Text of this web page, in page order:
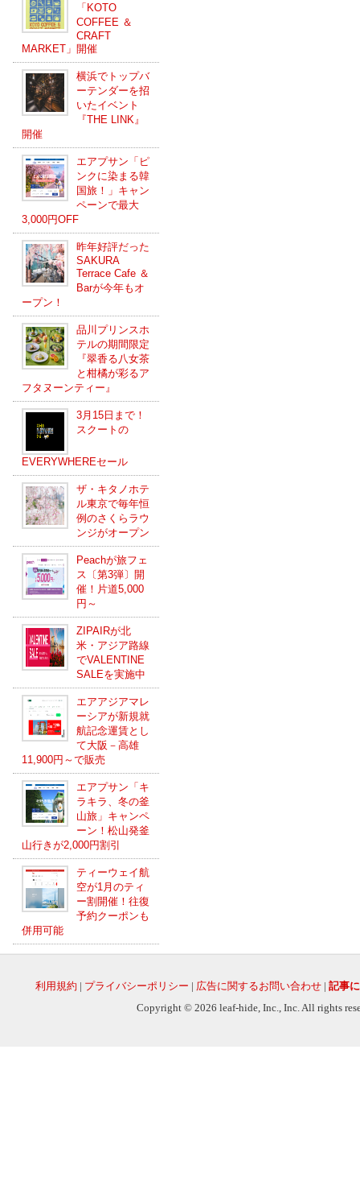
「KOTO
COFFEE ＆
CRAFT
MARKET」開催
横浜でトップバ
ーテンダーを招
いたイベント
『THE LINK』
開催
エアプサン「ピ
ンクに染まる韓
国旅！」キャン
ペーンで最大
3,000円OFF
昨年好評だった
SAKURA
Terrace Cafe ＆
Barが今年もオ
ープン！
品川プリンスホ
テルの期間限定
『翠香る八女茶
と柑橘が彩るア
フタヌーンティー』
3月15日まで！
スクートの
EVERYWHEREセール
ザ・キタノホテ
ル東京で毎年恒
例のさくらラウ
ンジがオープン
Peachが旅フェ
ス〔第3弾〕開
催！片道5,000
円～
ZIPAIRが北
米・アジア路線
でVALENTINE
SALEを実施中
エアアジアマレ
ーシアが新規就
航記念運賃とし
て大阪－高雄
11,900円～で販売
エアプサン「キ
ラキラ、冬の釜
山旅」キャンペ
ーン！松山発釜
山行きが2,000円割引
ティーウェイ航
空が1月のティ
ー割開催！往復
予約クーポンも
併用可能
利用規約 | プライバシーポリシー | 広告に関するお問い合わせ | 記事
Copyright © 2026 leaf-hide, Inc., Inc. All rights